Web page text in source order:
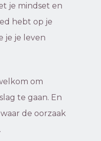
je mindset en
hebt op je
je je leven
om
te gaan. En
de oorzaak